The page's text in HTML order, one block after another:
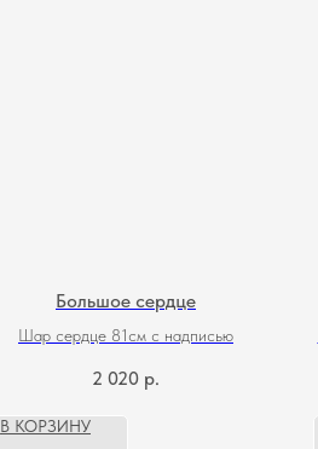
Большое сердце
Шар сердце 81см с надписью
2 020 р.
В КОРЗИНУ